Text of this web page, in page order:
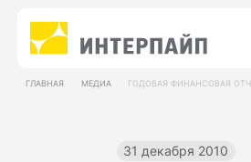
ГЛАВНАЯ МЕДИА ГОДОВАЯ ФИНАНСОВАЯ
31 декабря 2010